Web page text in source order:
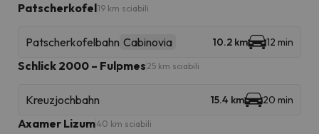
Patscherkofel19 km sciabili
Patscherkofelbahn Cabinovia 10.2 km 12 min
Schlick 2000 – Fulpmes 25 km sciabili
Kreuzjochbahn 15.4 km 20 min
Axamer Lizum40 km sciabili